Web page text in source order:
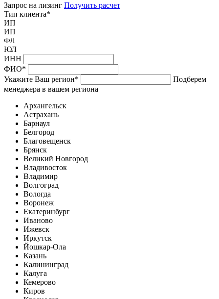
Запрос на лизинг Получить расчет
Тип клиента*
ИП
ИП
ФЛ
ЮЛ
ИНН
ФИО*
Укажите Ваш регион*
Подберем
менеджера в вашем региона
Архангельск
Астрахань
Барнаул
Белгород
Благовещенск
Брянск
Великий Новгород
Владивосток
Владимир
Волгоград
Вологда
Воронеж
Екатеринбург
Иваново
Ижевск
Иркутск
Йошкар-Ола
Казань
Калининград
Калуга
Кемерово
Киров